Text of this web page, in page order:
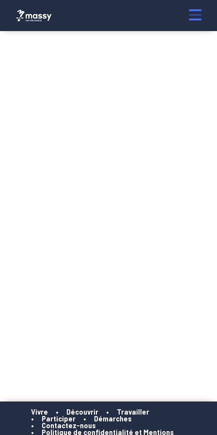
Vivre Découvrir
Travailler
Participer
Démarches
Contactez-nous
Politique de confidentialité et Mentions